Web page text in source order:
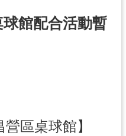
球館配合活動暫
營區桌球館】